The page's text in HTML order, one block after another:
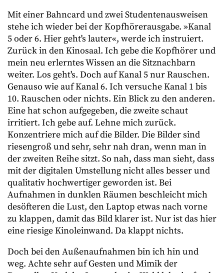
Mit einer Bahncard und zwei Studentenausweisen
stehe ich wieder bei der Kopfhörerausgabe. »Kanal
5 oder 6. Hier geht's lauter«, werde ich instruiert.
Zurück in den Kinosaal. Ich gebe die Kopfhörer und
mein neu erlerntes Wissen an die Sitznachbarn
weiter. Los geht's. Doch auf Kanal 5 nur Rauschen.
Genauso wie auf Kanal 6. Ich versuche Kanal 1 bis
10. Rauschen oder nichts. Ein Blick zu den anderen.
Eine hat schon aufgegeben, die zweite schaut
irritiert. Ich gebe auf. Lehne mich zurück.
Konzentriere mich auf die Bilder. Die Bilder sind
riesengroß und sehr, sehr nah dran, wenn man in
der zweiten Reihe sitzt. So nah, dass man sieht, dass
mit der digitalen Umstellung nicht alles besser und
qualitativ hochwertiger geworden ist. Bei
Aufnahmen in dunklen Räumen beschleicht mich
desöfteren die Lust, den Laptop etwas nach vorne
zu klappen, damit das Bild klarer ist. Nur ist das hier
eine riesige Kinoleinwand. Da klappt nichts.
Doch bei den Außenaufnahmen bin ich hin und
weg. Achte sehr auf Gesten und Mimik der